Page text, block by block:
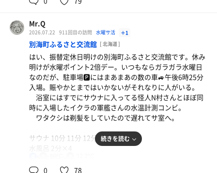
カツオの刺身
昼に貰った法事の折の残りとカツオの刺身で晩ごはん
かき氷ソフトぶどう味🍇
野菜炒め丼、焼きビーフン
食べてから気付いた。忘れて写真撮ってないや！
フルーツ牛乳
水
くようで温まらない。そんな中、やっぱりか？根高のしょ
うま先生にきゅんちゃん登場。多分、サ室に入るなり雷神
O君に「帰れ！」の一喝を貰ったことだろう。
生憎今日は水温計測コンビが来ていないので、正解な数
字は不明だが、そこそこ冷たく感じた。が、熱い裸の男ど
もが入れ替わり立ち替わり入るもんだから、多少は水温上
昇⤴️したかもしれない。
風呂上がり、ロビーに行くと離日するALTのサム君の送
別会の幹事、別高の壱先生が待ち構えていて、Tシャツに
寄せ書きをしろと。「もう、遅いんだから！」と、文句ま
で言われマッキーを渡された。「本来無一物」と、禅語を
書いてやった。意味は各々調べて下さい。
サウナ 10分 9分 12分 13分
水風呂 2分×4
外気浴 5分×4
あと五日で離日するALTのサム君も残り少ないサ活生活
にせっせと勤しむ様子。種々の送別会にマラソン大会参加
などタイトなスケジュールの中健気な姿。
2セット目、誰もいなかったので濃厚ロウリュでビシャ
ビシャに。軽い気持ちで入って来る者の機先を制す。
この頃から段々浴室が混んできた。始めはキャンプ客🏕️
⛺️かと思ったが、どうやら断水してる根室からのお客さん
のようだった。今日は暑かったし、大変だ。復旧はいつに
なることやら？
と冷たい🧊水風呂が気持ちいい、そして、ありがたい🙇‍♂️🙏
Mr.Q
2026.07.22 911回目の訪問 水曜サ活 ＋1
別海町ふるさと交流館 [ 北海道 ]
はい、振替定休日明けの別海町ふるさと交流館です。休み
明けが水曜ポイント2倍デー。いつもならガラガラ水曜日
なのだが、駐車場🅿️にはまあまあの数の車🚙午後6時25分
入場。賑やかとまではいかないがそれなりに人がいる。
浴室にはすでにサウナに入ってる怪人N村さんとほぼ同
時に入場したイクラの軍艦さんの水温計測コンビ。
ワタクシは剃髪をしていたので遅れてサ室へ。
サウナ 10分 11分 12分 12分続きを読む
0 78